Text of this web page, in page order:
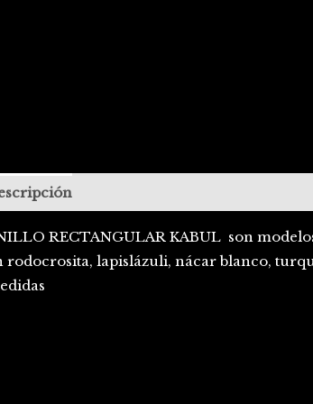
RECTANGULAR KABUL son
rodocrosita, lapislázuli, nácar blanco,